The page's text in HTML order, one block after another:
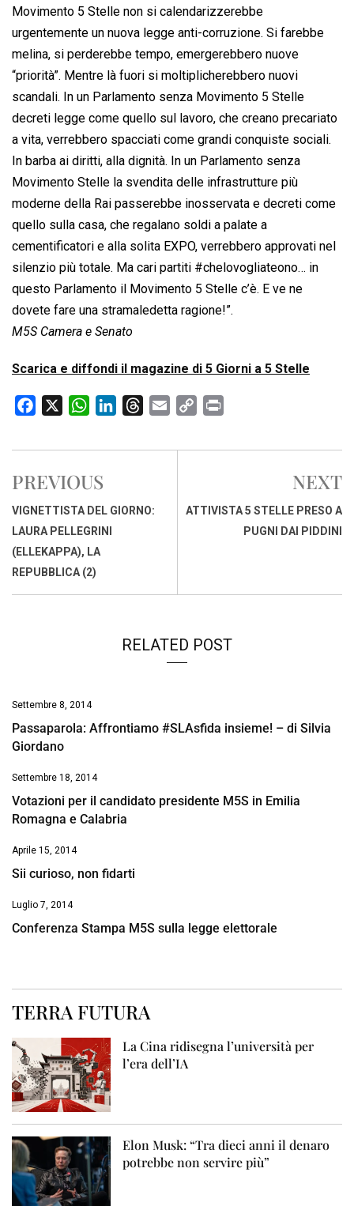
k
p
n
k
Movimento 5 Stelle non si calendarizzerebbe
urgentemente un nuova legge anti-corruzione. Si farebbe
melina, si perderebbe tempo, emergerebbero nuove
“priorità”. Mentre là fuori si moltiplicherebbero nuovi
scandali. In un Parlamento senza Movimento 5 Stelle
decreti legge come quello sul lavoro, che creano precariato
a vita, verrebbero spacciati come grandi conquiste sociali.
In barba ai diritti, alla dignità. In un Parlamento senza
Movimento Stelle la svendita delle infrastrutture più
moderne della Rai passerebbe inosservata e decreti come
quello sulla casa, che regalano soldi a palate a
cementificatori e alla solita EXPO, verrebbero approvati nel
silenzio più totale. Ma cari partiti #chelovogliateono… in
questo Parlamento il Movimento 5 Stelle c’è. E ve ne
dovete fare una stramaledetta ragione!”.
M5S Camera e Senato
Scarica e diffondi il magazine di 5 Giorni a 5 Stelle
c
b
o
o
k
W
a
s
A
p
p
n
d
r
d
a
p
i
i
PREVIOUS
VIGNETTISTA DEL GIORNO:
LAURA PELLEGRINI
(ELLEKAPPA), LA
REPUBBLICA (2)
NEXT
ATTIVISTA 5 STELLE PRESO A
PUGNI DAI PIDDINI
RELATED POST
Settembre 8, 2014
Passaparola: Affrontiamo #SLAsfida insieme! – di Silvia
Giordano
Settembre 18, 2014
Votazioni per il candidato presidente M5S in Emilia
Romagna e Calabria
Aprile 15, 2014
Sii curioso, non fidarti
Luglio 7, 2014
Conferenza Stampa M5S sulla legge elettorale
TERRA FUTURA
La Cina ridisegna l’università per
l’era dell’IA
Elon Musk: “Tra dieci anni il denaro
potrebbe non servire più”